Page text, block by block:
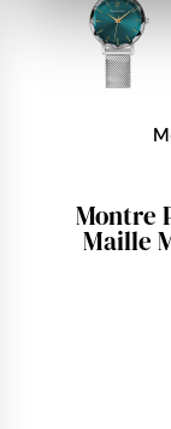
Montre
Maille